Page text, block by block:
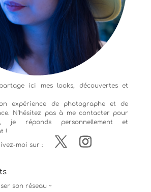
ici mes looks, découvertes et
expérience de photographeet de
N'hésitez pas à me contacter pour
je réponds personnellement et
!
moi sur :
son réseau ~